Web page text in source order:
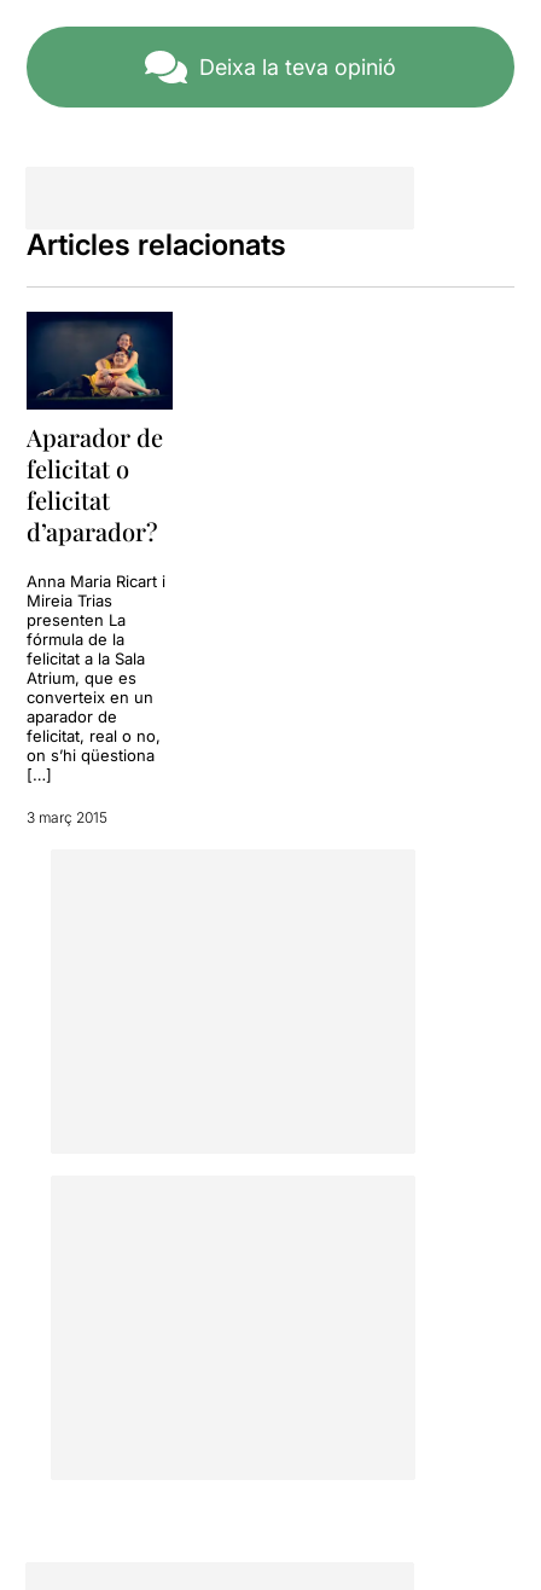
Deixa la teva opinió
Articles relacionats
Aparador de
felicitat o
felicitat
d’aparador?
Anna Maria Ricart i
Mireia Trias
presenten La
fórmula de la
felicitat a la Sala
Atrium, que es
converteix en un
aparador de
felicitat, real o no,
on s’hi qüestiona
[…]
3 març 2015